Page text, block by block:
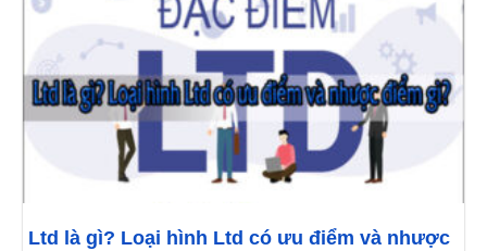
Ltd là gì? Loại hình Ltd có ưu điểm và nhược